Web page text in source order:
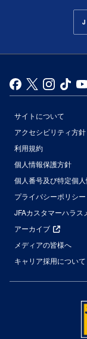
サイトについて
アクセシビリティ方針
利用規約
個人情報保護方針
個人番号及び特定個
プライバシーポリシー
JFAカスタマーハラス
アーカイブ
メディアの皆様へ
キャリア採用について